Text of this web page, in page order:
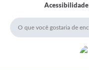
Acessibilidade